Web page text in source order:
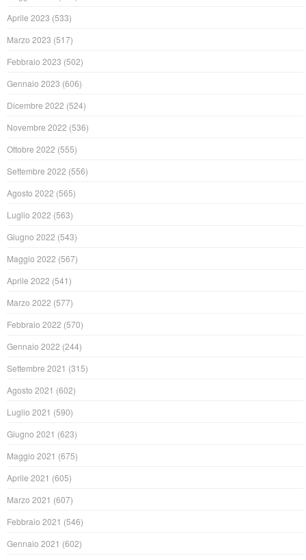
Aprile 2023 (533)
Marzo 2023 (517)
Febbraio 2023 (502)
Gennaio 2023 (606)
Dicembre 2022 (524)
Novembre 2022 (536)
Ottobre 2022 (555)
Settembre 2022 (556)
Agosto 2022 (565)
Luglio 2022 (563)
Giugno 2022 (543)
Maggio 2022 (567)
Aprile 2022 (541)
Marzo 2022 (577)
Febbraio 2022 (570)
Gennaio 2022 (244)
Settembre 2021 (315)
Agosto 2021 (602)
Luglio 2021 (590)
Giugno 2021 (623)
Maggio 2021 (675)
Aprile 2021 (605)
Marzo 2021 (607)
Febbraio 2021 (546)
Gennaio 2021 (602)